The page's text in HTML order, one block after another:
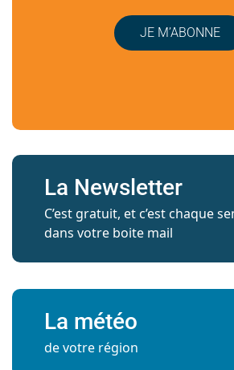
JE M’ABONNE
La Newsletter
C’est gratuit, et c’est chaque
dans votre boite mail
La météo
de votre région